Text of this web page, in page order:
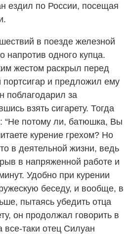
ездил по России, посещая
в поезде железной
напротив одного купца.
жестом раскрыл перед
и предложил ему
поблагодарил за
взять сигарету. Тогда
“Не потому ли, батюшка, Вы
курение грехом? Но
в деятельной жизни, ведь
в напряженной работе и
Удобно при курении
беседу, и вообще, в
пытаясь убедить отца
он продолжал говорить в
все-таки отец Силуан